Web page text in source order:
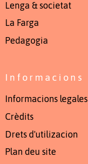
Lenga & societat
La Farga
Pedagogia
Informacions
Informacions legales
Crèdits
Drets d'utilizacion
Plan deu site